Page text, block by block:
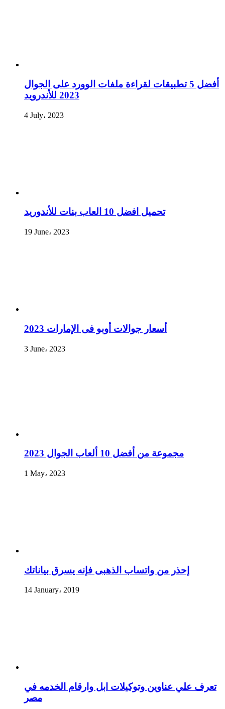
أفضل 5 تطبيقات لقراءة ملفات الوورد على الجوال
2023 للأندرويد
4 July، 2023
تحميل افضل 10 العاب بنات للأندوريد
19 June، 2023
أسعار جوالات أوبو فى الإمارات 2023
3 June، 2023
مجموعة من أفضل 10 ألعاب الجوال 2023
1 May، 2023
إحذر من واتساب الذهبى فإنه يسرق بياناتك
14 January، 2019
تعرف علي عناوين وتوكيلات ابل وارقام الخدمه في
مصر